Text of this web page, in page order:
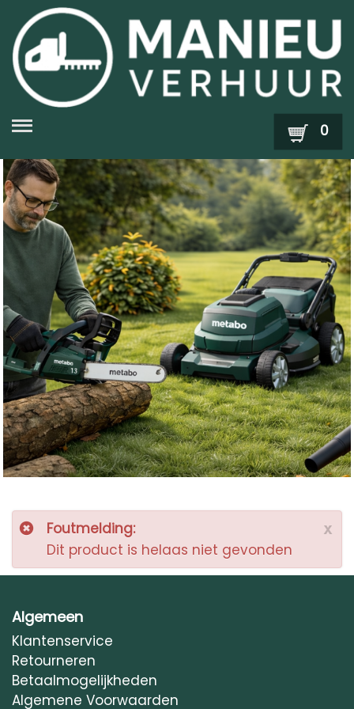
Snoeien en Heggen
Opruimen van Bladeren en
Tuinafval
Maaien en Trimmen
Zagen en Snoeien van Hout
Accessoires & Extra’s
0
Foutmelding:
Dit product is helaas niet gevonden
x
Algemeen
Klantenservice
Retourneren
Betaalmogelijkheden
Algemene Voorwaarden